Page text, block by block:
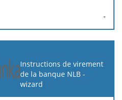
-
Instructions de virement
de la banque NLB -
wizard